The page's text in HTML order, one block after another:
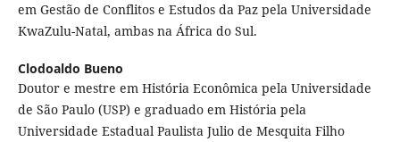
em Gestão de Conflitos e Estudos da Paz pela Universidade
KwaZulu-Natal, ambas na África do Sul.
Clodoaldo Bueno
Doutor e mestre em História Econômica pela Universidade
de São Paulo (USP) e graduado em História pela
Universidade Estadual Paulista Julio de Mesquita Filho